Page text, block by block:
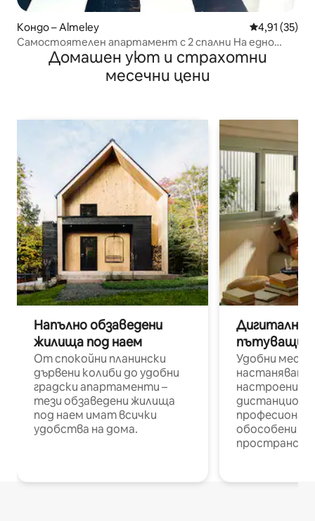
Кондо – Almeley Средна
4,91 (35)
Самостоятелен апартамент с 2 спални На едно
Домашен уют и страхотни
месечни цени
Напълно обзаведени
жилища под наем
От спокойни планински
дървени колиби до удобни
градски апартаменти –
тези обзаведени жилища
под наем имат всички
удобства на дома.
Дигитални
пътуващи
Удобни
настаняване
настроени и
обособени